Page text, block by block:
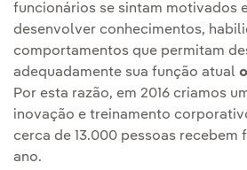
funcionários se sintam motivados
desenvolver conhecimentos,
comportamentos que permitam
adequadamente sua função atual
Por esta razão, em 2016 criamos
inovação e treinamento
cerca de 13.000 pessoas recebem
ano.